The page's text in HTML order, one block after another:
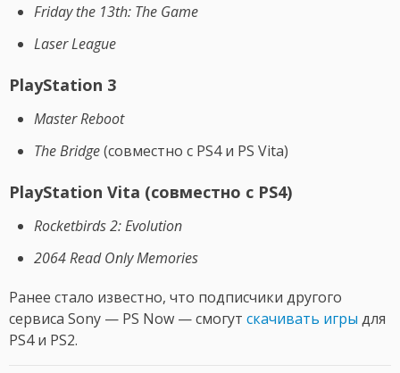
Friday the 13th: The Game
Laser League
PlayStation 3
Master Reboot
The Bridge(совместно с PS4 и PS Vita)
PlayStation Vita (совместно с PS4)
Rocketbirds 2: Evolution
2064 Read Only Memories
Ранее стало известно, что подписчики другого
сервиса Sony — PS Now — смогут скачивать игры для
PS4 и PS2.